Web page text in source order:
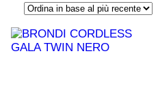
Ordina
base